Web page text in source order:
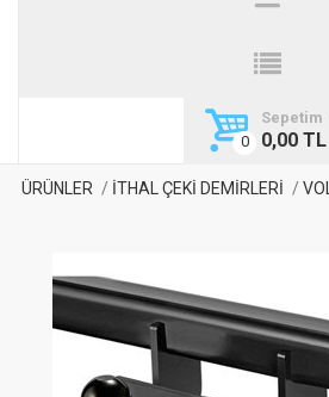
Sepetim
0,00 TL
ÜRÜNLER İTHAL ÇEKİ DEMİRLERİ